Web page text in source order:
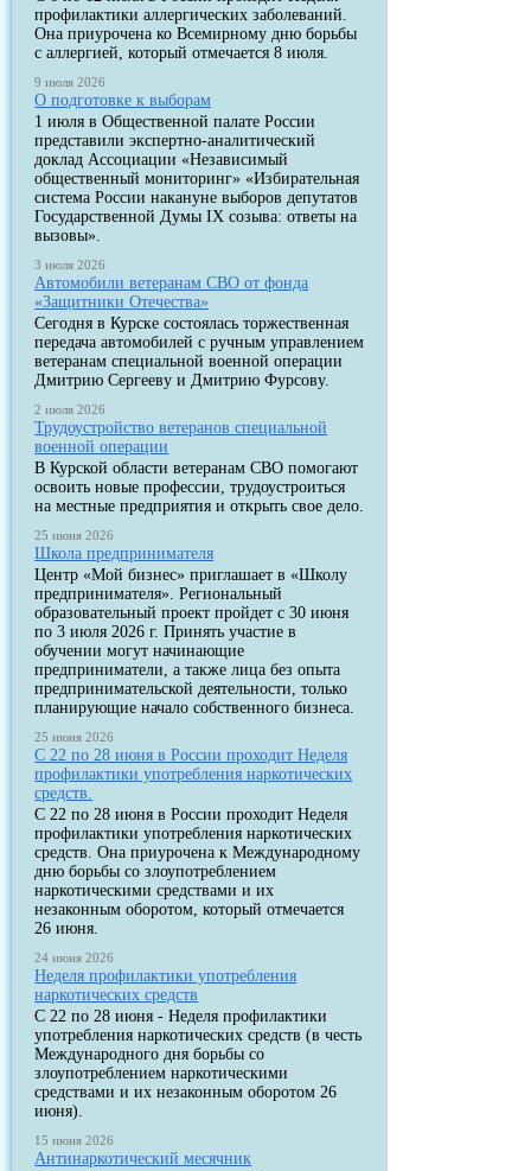
профилактики аллергических заболеваний.
Она приурочена ко Всемирному дню борьбы
с аллергией, который отмечается 8 июля.
9 июля 2026
О подготовке к выборам
1 июля в Общественной палате России
представили экспертно-аналитический
доклад Ассоциации «Независимый
общественный мониторинг» «Избирательная
система России накануне выборов депутатов
Государственной Думы IX созыва: ответы на
вызовы».
3 июля 2026
Автомобили ветеранам СВО от фонда
«Защитники Отечества»
Сегодня в Курске состоялась торжественная
передача автомобилей с ручным управлением
ветеранам специальной военной операции
Дмитрию Сергееву и Дмитрию Фурсову.
2 июля 2026
Трудоустройство ветеранов специальной
военной операции
В Курской области ветеранам СВО помогают
освоить новые профессии, трудоустроиться
на местные предприятия и открыть свое дело.
25 июня 2026
Школа предпринимателя
Центр «Мой бизнес» приглашает в «Школу
предпринимателя». Региональный
образовательный проект пройдет с 30 июня
по 3 июля 2026 г. Принять участие в
обучении могут начинающие
предприниматели, а также лица без опыта
предпринимательской деятельности, только
планирующие начало собственного бизнеса.
25 июня 2026
С 22 по 28 июня в России проходит Неделя
профилактики употребления наркотических
средств.
С 22 по 28 июня в России проходит Неделя
профилактики употребления наркотических
средств. Она приурочена к Международному
дню борьбы со злоупотреблением
наркотическими средствами и их
незаконным оборотом, который отмечается
26 июня.
24 июня 2026
Неделя профилактики употребления
наркотических средств
С 22 по 28 июня - Неделя профилактики
употребления наркотических средств (в честь
Международного дня борьбы со
злоупотреблением наркотическими
средствами и их незаконным оборотом 26
июня).
15 июня 2026
Антинаркотический месячник